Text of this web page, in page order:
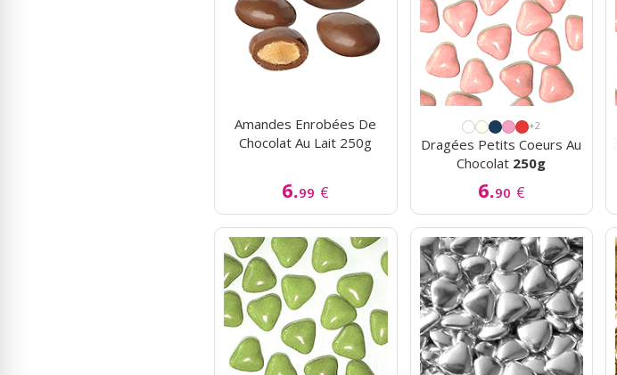
Amandes Enrobées De
Chocolat Au Lait 250g
6.99 €
+2
Dragées Petits Coeurs Au
Chocolat 250g
6.90 €